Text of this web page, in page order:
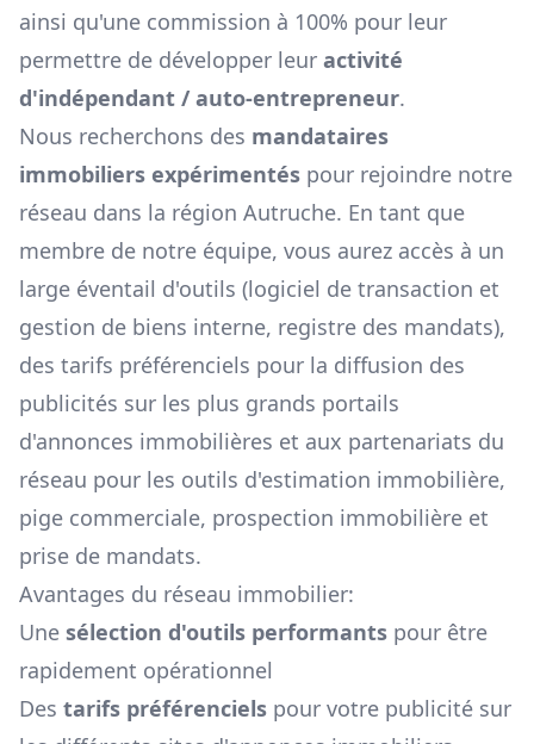
ainsi qu'une commission à 100% pour leur
permettre de développer leur activité
d'indépendant / auto-entrepreneur.
Nous recherchons des mandataires
immobiliers expérimentés pour rejoindre notre
réseau dans la région Autruche. En tant que
membre de notre équipe, vous aurez accès à un
large éventail d'outils (logiciel de transaction et
gestion de biens interne, registre des mandats),
des tarifs préférenciels pour la diffusion des
publicités sur les plus grands portails
d'annonces immobilières et aux partenariats du
réseau pour les outils d'estimation immobilière,
pige commerciale, prospection immobilière et
prise de mandats.
Avantages du réseau immobilier:
Une sélection d'outils performants pour être
rapidement opérationnel
Des tarifs préférenciels pour votre publicité sur